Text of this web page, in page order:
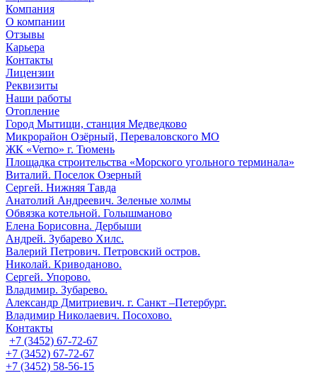
Компания
О компании
Отзывы
Карьера
Контакты
Лицензии
Реквизиты
Наши работы
Отопление
Город Мытищи, станция Медведково
Микрорайон Озёрный, Переваловского МО
ЖК «Verno» г. Тюмень
Площадка строительства «Морского угольного терминала»
Виталий. Поселок Озерный
Сергей. Нижняя Тавда
Анатолий Андреевич. Зеленые холмы
Обвязка котельной. Голышманово
Елена Борисовна. Дербыши
Андрей. Зубарево Хилс.
Валерий Петрович. Петровский остров.
Николай. Криводаново.
Сергей. Упорово.
Владимир. Зубарево.
Александр Дмитриевич. г. Санкт –Петербург.
Владимир Николаевич. Посохово.
Контакты
+7 (3452) 67-72-67
+7 (3452) 67-72-67
+7 (3452) 58-56-15